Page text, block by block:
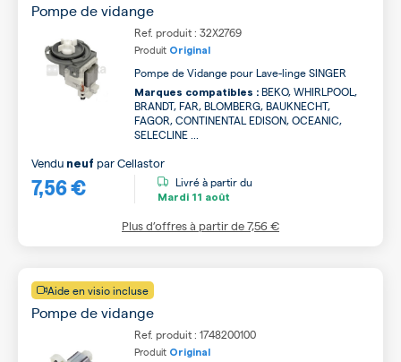
Pompe de vidange
Ref. produit : 32X2769
Produit Original
Pompe de Vidange pour Lave-linge SINGER
Marques compatibles : BEKO, WHIRLPOOL,
BRANDT, FAR, BLOMBERG, BAUKNECHT,
FAGOR, CONTINENTAL EDISON, OCEANIC,
SELECLINE ...
7,56 €
Vendu neuf parCellastor
Livré à partir du
Mardi 11 août
Plus d’offres à partir de7,56 €
Aide en visio incluse
Pompe de vidange
Ref. produit : 1748200100
Produit Original